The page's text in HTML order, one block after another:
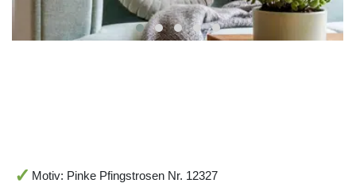
Motiv: Pinke Pfingstrosen Nr. 12327